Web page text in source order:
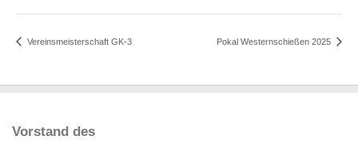
Vereinsmeisterschaft GK-3 Pokal Westernschießen 2025
Vorstand des